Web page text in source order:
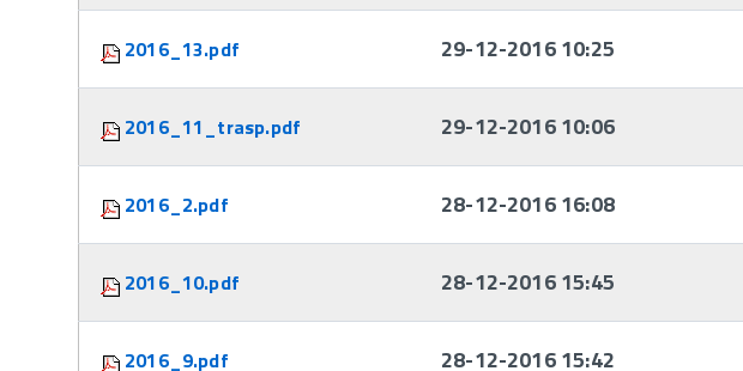
2016_13.pdf 29-12-2016 10:25
2016_11_trasp.pdf 29-12-2016 10:06
2016_2.pdf 28-12-2016 16:08
2016_10.pdf 28-12-2016 15:45
2016_9.pdf 28-12-2016 15:42